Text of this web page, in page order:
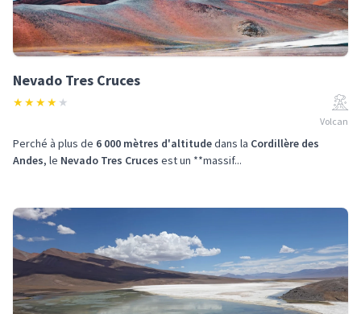
Nevado Tres Cruces
★★★★ ★
Volcan
Perché à plus de 6 000 mètres d'altitudedans la Cordillère des
Andes, le Nevado Tres Cruces est un **massif...